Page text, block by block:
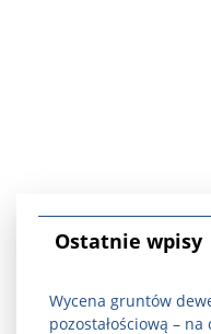
Ostatnie wpisy
Wycena gruntów
pozostałościową – na